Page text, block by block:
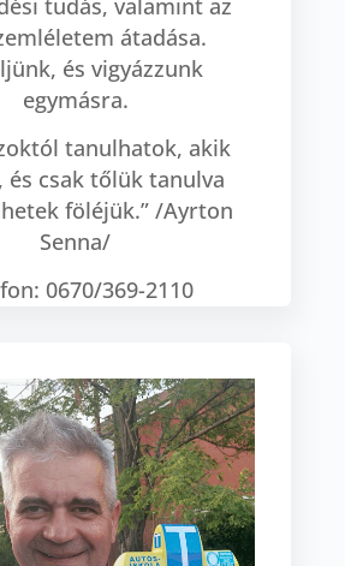
tudás, valamint az
átadása.
és vigyázzunk
egymásra.
tanulhatok, akik
és csak tőlük tanulva
föléjük.” /Ayrton
Senna/
0670/369-2110